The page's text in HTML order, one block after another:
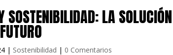
SOSTENIBILIDAD: LA
| Sostenibilidad | 0 Comentarios